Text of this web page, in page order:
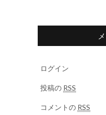
ログイン
投稿の RSS
コメントの RSS